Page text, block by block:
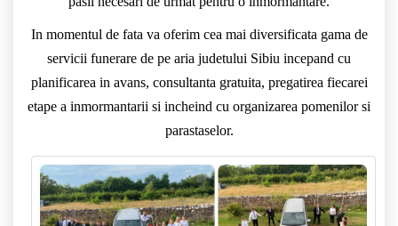
In momentul de fata va oferim cea mai diversificata gama de
servicii funerare de pe aria judetului Sibiu incepand cu
planificarea in avans, consultanta gratuita, pregatirea fiecarei
etape a inmormantarii si incheind cu organizarea pomenilor si
parastaselor.